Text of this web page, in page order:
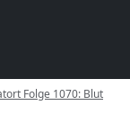
Folge 1070: Blut